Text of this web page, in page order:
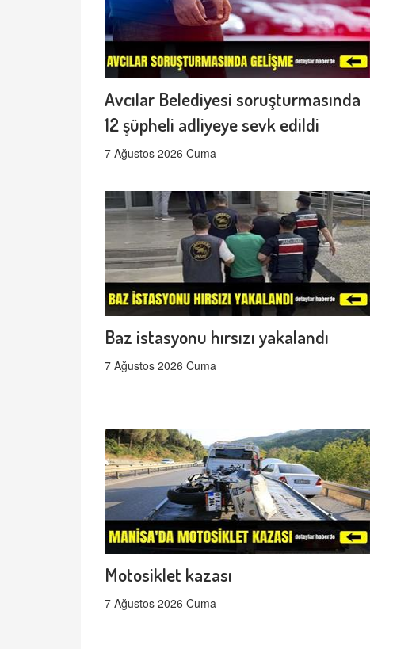
Avcılar Belediyesi soruşturmasında
12 şüpheli adliyeye sevk edildi
7 Ağustos 2026 Cuma
Baz istasyonu hırsızı yakalandı
7 Ağustos 2026 Cuma
Motosiklet kazası
7 Ağustos 2026 Cuma